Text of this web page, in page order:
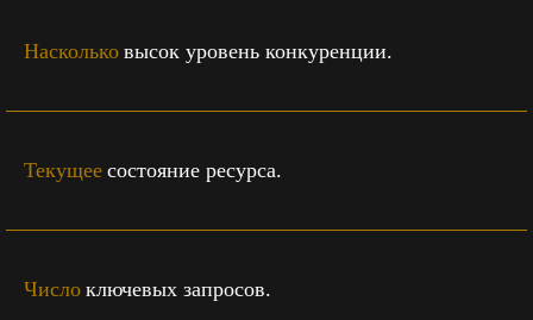
Насколько высок уровень конкуренции.
Текущее состояние ресурса.
Число ключевых запросов.